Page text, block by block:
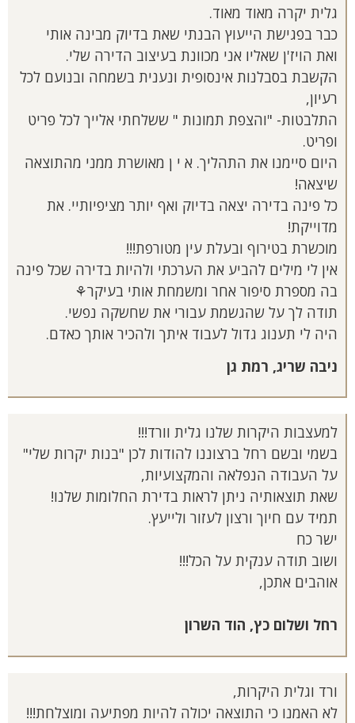
גלית יקרה מאוד מאוד.
כבר בפגישת הייעוץ הבנתי שאת בדיוק מבינה אותי
ואת הויז'ן שאליו אני מכוונת בעיצוב הדירה שלי.
הקשבת בסבלנות אינסופית ונענית בשמחה ובנועם לכל
רעיון,
התלבטות- "והצפת תמונות " ששלחתי אלייך לכל פריט
ופריט.
היום סיימנו את התהליך. א י ן מאושרת ממני מהתוצאה
שיצאה!
כל פינה בדירה יצאה בדיוק ואף יותר מציפיותיי. את
מדוייקת!
מוכשרת בטירוף ובעלת עין מטורפת!!!
אין לי מילים להביע את הערכתי ולהיות בדירה שכל פינה
בה מספרת סיפור אחר ומשמחת אותי בעיקר⚘️
תודה לך על שהגשמת עבורי את שחשקה נפשי.
היה לי תענוג גדול לעבוד איתך ולהכיר אותך כאדם.
ניבה שריג, רמת גן
למעצבות היקרות שלנו גלית וורד!!!
בשמי ובשם רחל ברצוננו להודות לכן "בנות יקרות שלי"
על העבודה הנפלאה והמקצועיות,
שאת תוצאותיה ניתן לראות בדירת החלומות שלנו!
תמיד עם חיוך ורצון לעזור ולייעץ.
ישר כח
ושוב תודה ענקית על הכל!!!
אוהבים אתכן,
רחל ושלום כץ, הוד השרון
ורד וגלית היקרות,
לא האמנו כי התוצאה יכולה להיות מפתיעה ומוצלחת!!!